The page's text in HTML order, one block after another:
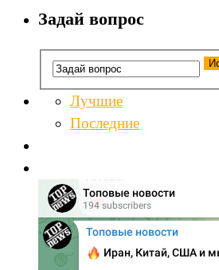
Задай вопрос
Лучшие
Последние